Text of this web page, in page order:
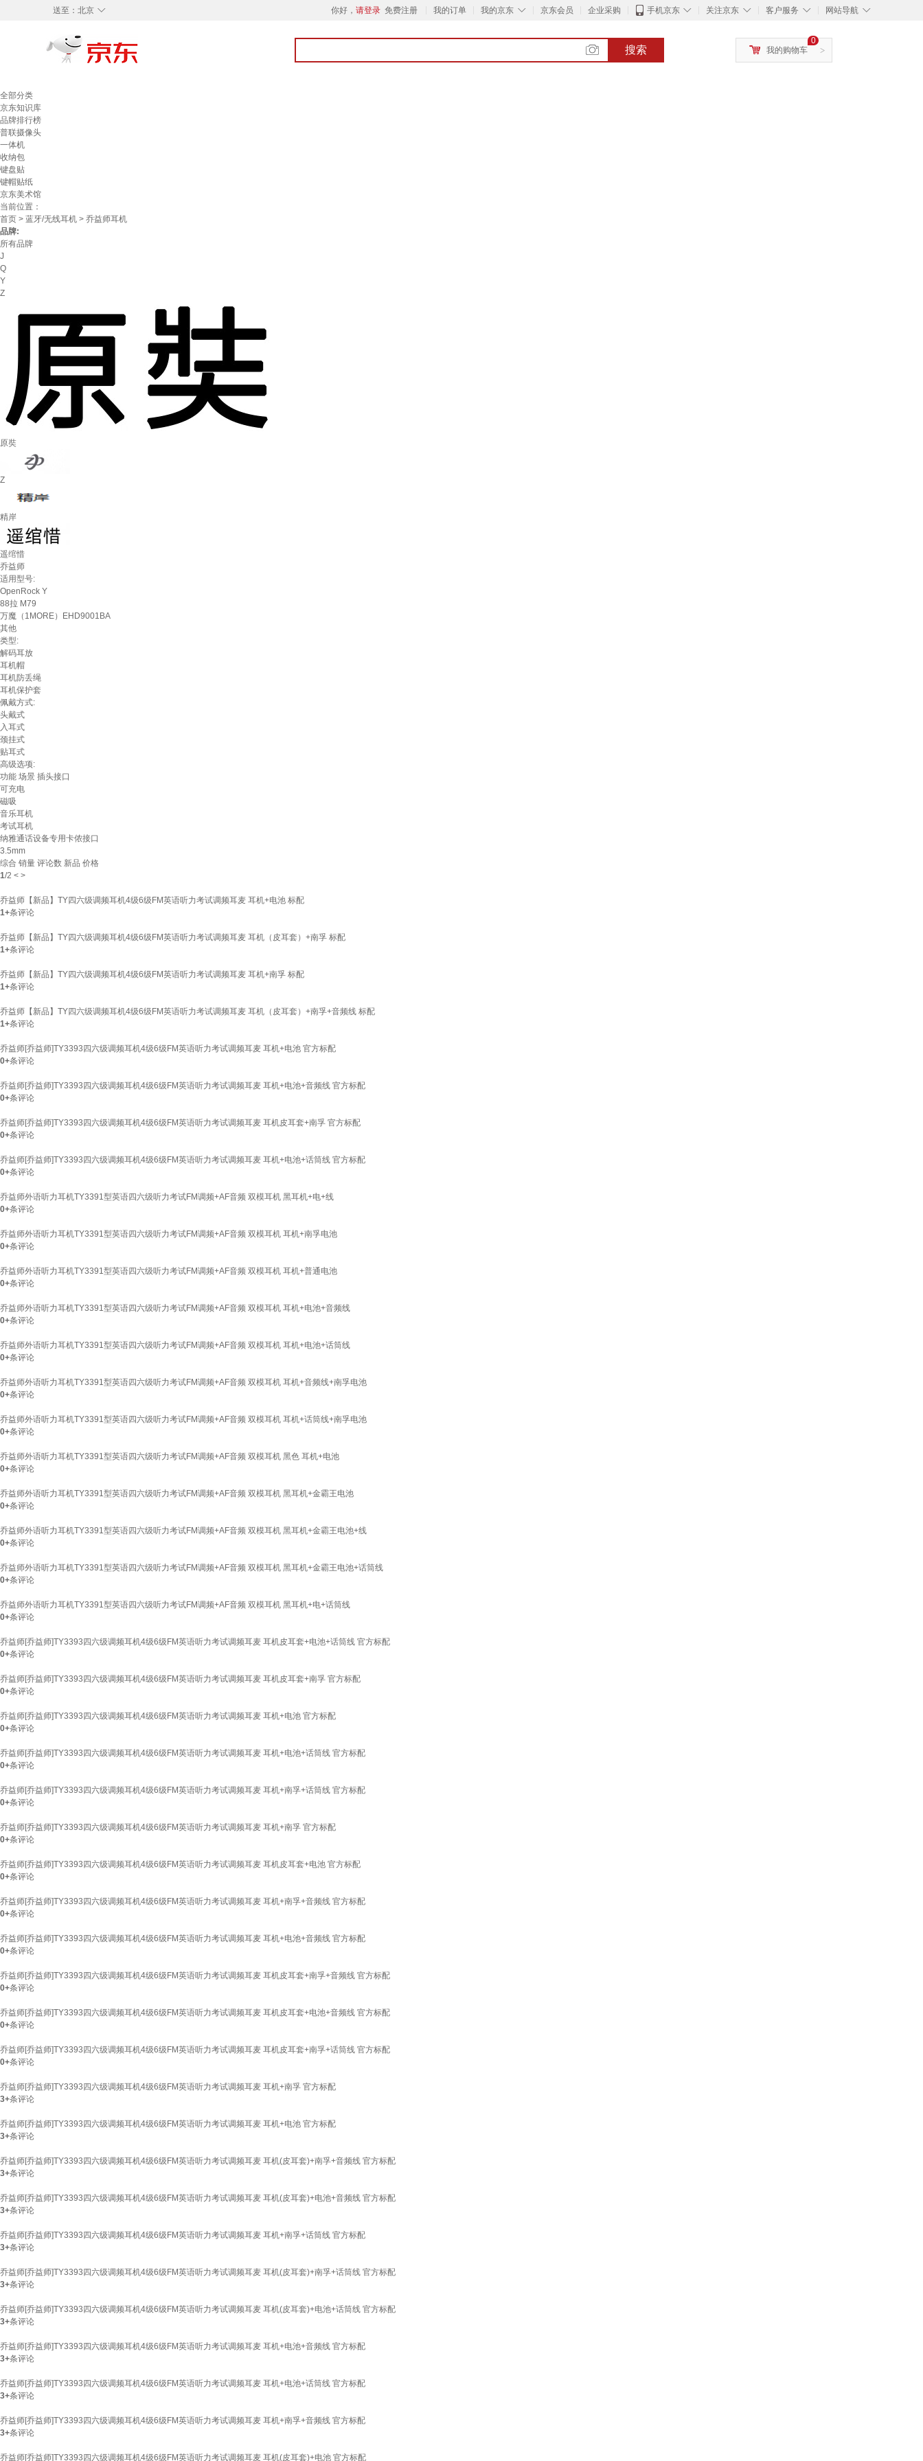
◇
送至： 北京 你好， 请登录 免费注册 我的订单 ◇
我的京东 京东会员 企业采购 ◇
手机京东 ◇
关注京东 ◇
客户服务 ◇
网站导航
搜索 >
0
我的购物车
全部分类
京东知识库
品牌排行榜
普联摄像头
一体机
收纳包
键盘贴
键帽贴纸
京东美术馆
当前位置：
首页 > 蓝牙/无线耳机 > 乔益师耳机
品牌:
所有品牌
J
Q
Y
Z
原奘
Z
精岸
遥绾惜
乔益师
适用型号:
OpenRock Y
88拉 M79
万魔（1MORE）EHD9001BA
其他
类型:
解码耳放
耳机帽
耳机防丢绳
耳机保护套
佩戴方式:
头戴式
入耳式
颈挂式
贴耳式
高级选项:
功能 场景 插头接口
可充电
磁吸
音乐耳机
考试耳机
纳雅通话设备专用卡侬接口
3.5mm
综合 销量 评论数 新品 价格
1/2 < >
乔益师【新品】TY四六级调频耳机4级6级FM英语听力考试调频耳麦 耳机+电池 标配
1+条评论
乔益师【新品】TY四六级调频耳机4级6级FM英语听力考试调频耳麦 耳机（皮耳套）+南孚 标配
1+条评论
乔益师【新品】TY四六级调频耳机4级6级FM英语听力考试调频耳麦 耳机+南孚 标配
1+条评论
乔益师【新品】TY四六级调频耳机4级6级FM英语听力考试调频耳麦 耳机（皮耳套）+南孚+音频线 标配
1+条评论
乔益师[乔益师]TY3393四六级调频耳机4级6级FM英语听力考试调频耳麦 耳机+电池 官方标配
0+条评论
乔益师[乔益师]TY3393四六级调频耳机4级6级FM英语听力考试调频耳麦 耳机+电池+音频线 官方标配
0+条评论
乔益师[乔益师]TY3393四六级调频耳机4级6级FM英语听力考试调频耳麦 耳机皮耳套+南孚 官方标配
0+条评论
乔益师[乔益师]TY3393四六级调频耳机4级6级FM英语听力考试调频耳麦 耳机+电池+话筒线 官方标配
0+条评论
乔益师外语听力耳机TY3391型英语四六级听力考试FM调频+AF音频 双模耳机 黑耳机+电+线
0+条评论
乔益师外语听力耳机TY3391型英语四六级听力考试FM调频+AF音频 双模耳机 耳机+南孚电池
0+条评论
乔益师外语听力耳机TY3391型英语四六级听力考试FM调频+AF音频 双模耳机 耳机+普通电池
0+条评论
乔益师外语听力耳机TY3391型英语四六级听力考试FM调频+AF音频 双模耳机 耳机+电池+音频线
0+条评论
乔益师外语听力耳机TY3391型英语四六级听力考试FM调频+AF音频 双模耳机 耳机+电池+话筒线
0+条评论
乔益师外语听力耳机TY3391型英语四六级听力考试FM调频+AF音频 双模耳机 耳机+音频线+南孚电池
0+条评论
乔益师外语听力耳机TY3391型英语四六级听力考试FM调频+AF音频 双模耳机 耳机+话筒线+南孚电池
0+条评论
乔益师外语听力耳机TY3391型英语四六级听力考试FM调频+AF音频 双模耳机 黑色 耳机+电池
0+条评论
乔益师外语听力耳机TY3391型英语四六级听力考试FM调频+AF音频 双模耳机 黑耳机+金霸王电池
0+条评论
乔益师外语听力耳机TY3391型英语四六级听力考试FM调频+AF音频 双模耳机 黑耳机+金霸王电池+线
0+条评论
乔益师外语听力耳机TY3391型英语四六级听力考试FM调频+AF音频 双模耳机 黑耳机+金霸王电池+话筒线
0+条评论
乔益师外语听力耳机TY3391型英语四六级听力考试FM调频+AF音频 双模耳机 黑耳机+电+话筒线
0+条评论
乔益师[乔益师]TY3393四六级调频耳机4级6级FM英语听力考试调频耳麦 耳机皮耳套+电池+话筒线 官方标配
0+条评论
乔益师[乔益师]TY3393四六级调频耳机4级6级FM英语听力考试调频耳麦 耳机皮耳套+南孚 官方标配
0+条评论
乔益师[乔益师]TY3393四六级调频耳机4级6级FM英语听力考试调频耳麦 耳机+电池 官方标配
0+条评论
乔益师[乔益师]TY3393四六级调频耳机4级6级FM英语听力考试调频耳麦 耳机+电池+话筒线 官方标配
0+条评论
乔益师[乔益师]TY3393四六级调频耳机4级6级FM英语听力考试调频耳麦 耳机+南孚+话筒线 官方标配
0+条评论
乔益师[乔益师]TY3393四六级调频耳机4级6级FM英语听力考试调频耳麦 耳机+南孚 官方标配
0+条评论
乔益师[乔益师]TY3393四六级调频耳机4级6级FM英语听力考试调频耳麦 耳机皮耳套+电池 官方标配
0+条评论
乔益师[乔益师]TY3393四六级调频耳机4级6级FM英语听力考试调频耳麦 耳机+南孚+音频线 官方标配
0+条评论
乔益师[乔益师]TY3393四六级调频耳机4级6级FM英语听力考试调频耳麦 耳机+电池+音频线 官方标配
0+条评论
乔益师[乔益师]TY3393四六级调频耳机4级6级FM英语听力考试调频耳麦 耳机皮耳套+南孚+音频线 官方标配
0+条评论
乔益师[乔益师]TY3393四六级调频耳机4级6级FM英语听力考试调频耳麦 耳机皮耳套+电池+音频线 官方标配
0+条评论
乔益师[乔益师]TY3393四六级调频耳机4级6级FM英语听力考试调频耳麦 耳机皮耳套+南孚+话筒线 官方标配
0+条评论
乔益师[乔益师]TY3393四六级调频耳机4级6级FM英语听力考试调频耳麦 耳机+南孚 官方标配
3+条评论
乔益师[乔益师]TY3393四六级调频耳机4级6级FM英语听力考试调频耳麦 耳机+电池 官方标配
3+条评论
乔益师[乔益师]TY3393四六级调频耳机4级6级FM英语听力考试调频耳麦 耳机(皮耳套)+南孚+音频线 官方标配
3+条评论
乔益师[乔益师]TY3393四六级调频耳机4级6级FM英语听力考试调频耳麦 耳机(皮耳套)+电池+音频线 官方标配
3+条评论
乔益师[乔益师]TY3393四六级调频耳机4级6级FM英语听力考试调频耳麦 耳机+南孚+话筒线 官方标配
3+条评论
乔益师[乔益师]TY3393四六级调频耳机4级6级FM英语听力考试调频耳麦 耳机(皮耳套)+南孚+话筒线 官方标配
3+条评论
乔益师[乔益师]TY3393四六级调频耳机4级6级FM英语听力考试调频耳麦 耳机(皮耳套)+电池+话筒线 官方标配
3+条评论
乔益师[乔益师]TY3393四六级调频耳机4级6级FM英语听力考试调频耳麦 耳机+电池+音频线 官方标配
3+条评论
乔益师[乔益师]TY3393四六级调频耳机4级6级FM英语听力考试调频耳麦 耳机+电池+话筒线 官方标配
3+条评论
乔益师[乔益师]TY3393四六级调频耳机4级6级FM英语听力考试调频耳麦 耳机+南孚+音频线 官方标配
3+条评论
乔益师[乔益师]TY3393四六级调频耳机4级6级FM英语听力考试调频耳麦 耳机(皮耳套)+电池 官方标配